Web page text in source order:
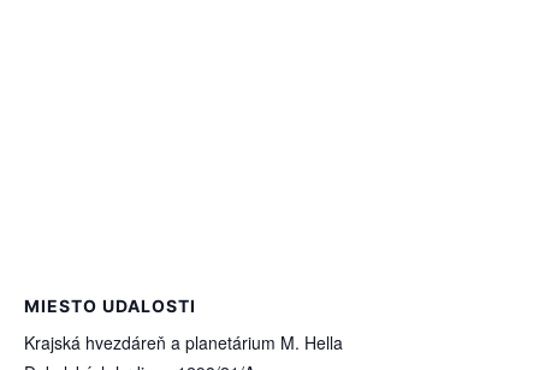
MIESTO UDALOSTI
Krajská hvezdáreň a planetárium M. Hella